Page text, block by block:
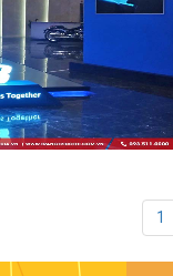
1